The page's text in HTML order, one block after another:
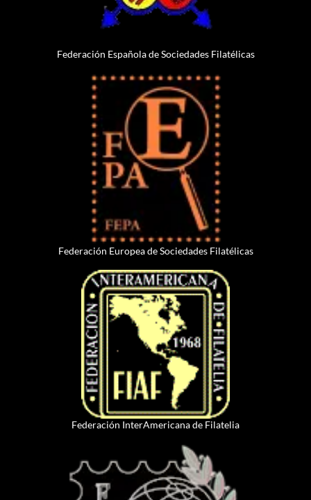
Federación Española de Sociedades Filatélicas
Federación Europea de Sociedades Filatélicas
Federación InterAmericana de Filatelia